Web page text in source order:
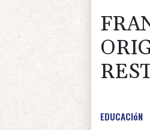
EDUCACIóN